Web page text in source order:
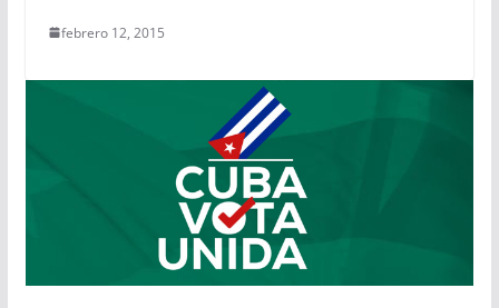
febrero 12, 2015